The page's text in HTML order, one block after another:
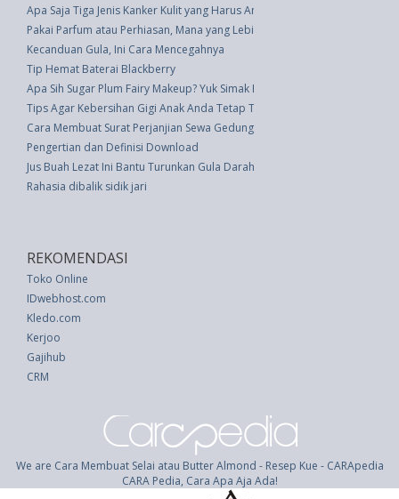
Apa Saja Tiga Jenis Kanker Kulit yang Harus Anda Ketahui?
Pakai Parfum atau Perhiasan, Mana yang Lebih Dulu?
Kecanduan Gula, Ini Cara Mencegahnya
Tip Hemat Baterai Blackberry
Apa Sih Sugar Plum Fairy Makeup? Yuk Simak Panduannya di Sini
Tips Agar Kebersihan Gigi Anak Anda Tetap Tepat
Cara Membuat Surat Perjanjian Sewa Gedung Beserta Contoh
Pengertian dan Definisi Download
Jus Buah Lezat Ini Bantu Turunkan Gula Darah dalam 30 Menit
Rahasia dibalik sidik jari
REKOMENDASI
Toko Online
IDwebhost.com
Kledo.com
Kerjoo
Gajihub
CRM
We are Cara Membuat Selai atau Butter Almond - Resep Kue - CARApedia
CARA Pedia, Cara Apa Aja Ada!